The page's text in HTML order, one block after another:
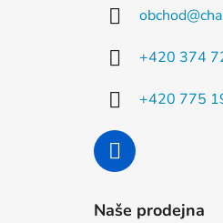
obchod@
+420 374
+420 775
Naše prodejna